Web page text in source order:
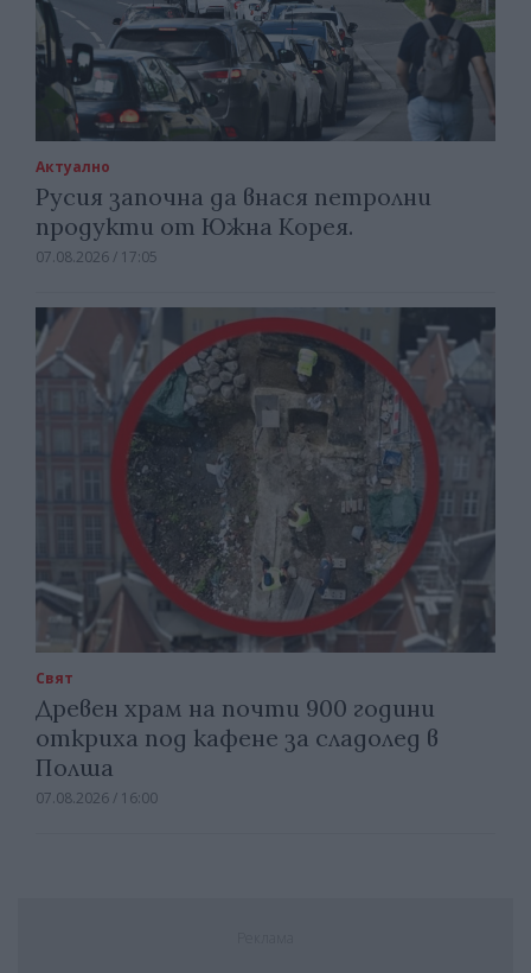
Актуално
Русия започна да внася петролни
продукти от Южна Корея.
07.08.2026 / 17:05
Свят
Древен храм на почти 900 години
откриха под кафене за сладолед в
Полша
07.08.2026 / 16:00